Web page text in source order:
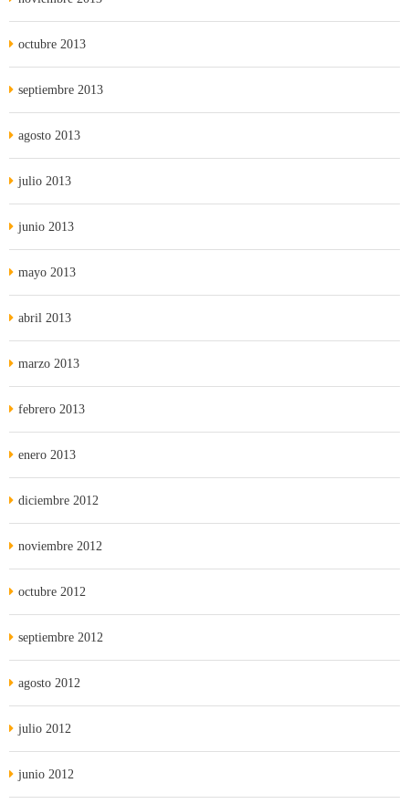
octubre 2013
septiembre 2013
agosto 2013
julio 2013
junio 2013
mayo 2013
abril 2013
marzo 2013
febrero 2013
enero 2013
diciembre 2012
noviembre 2012
octubre 2012
septiembre 2012
agosto 2012
julio 2012
junio 2012